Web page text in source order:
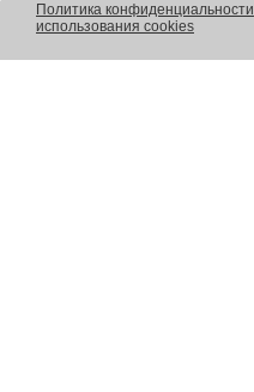
Политика конфиденциальности
использования cookies